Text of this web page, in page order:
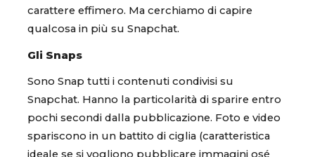
carattere effimero. Ma cerchiamo di capire
qualcosa in più su Snapchat.
Gli Snaps
Sono Snap tutti i contenuti condivisi su
Snapchat. Hanno la particolarità di sparire entro
pochi secondi dalla pubblicazione. Foto e video
spariscono in un battito di ciglia (caratteristica
ideale se si vogliono pubblicare immagini osé